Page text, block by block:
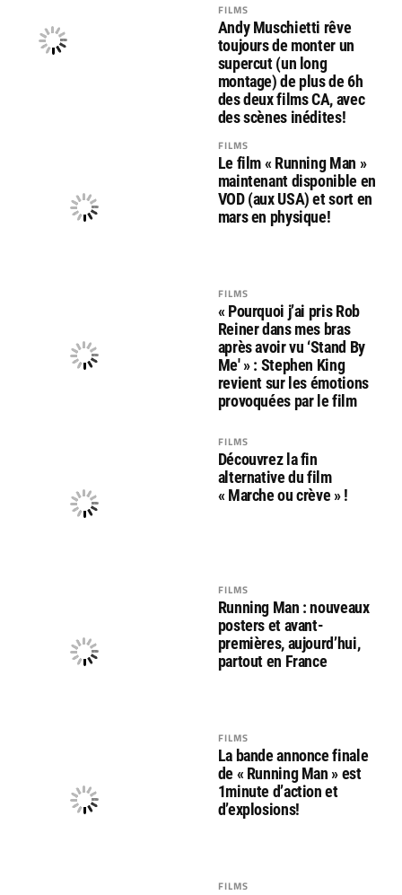
FILMS
Andy Muschietti rêve
toujours de monter un
supercut (un long
montage) de plus de 6h
des deux films CA, avec
des scènes inédites!
FILMS
Le film « Running Man »
maintenant disponible en
VOD (aux USA) et sort en
mars en physique!
FILMS
« Pourquoi j’ai pris Rob
Reiner dans mes bras
après avoir vu ‘Stand By
Me' » : Stephen King
revient sur les émotions
provoquées par le film
FILMS
Découvrez la fin
alternative du film
« Marche ou crève » !
FILMS
Running Man : nouveaux
posters et avant-
premières, aujourd’hui,
partout en France
FILMS
La bande annonce finale
de « Running Man » est
1minute d’action et
d’explosions!
FILMS